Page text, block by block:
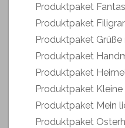
Produktpaket
Produktpaket
Produktpaket Grüße
Produktpaket
Produktpaket
Produktpaket Kleine
Produktpaket Mein
Produktpaket